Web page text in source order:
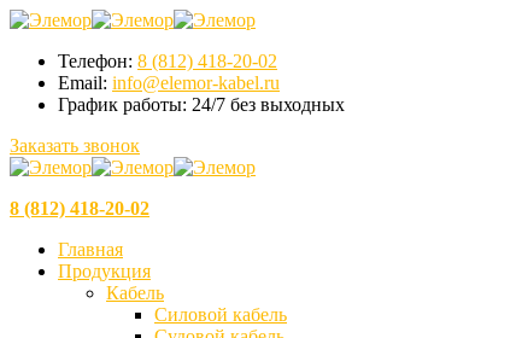
Телефон: 8 (812) 418-20-02
Email: info@elemor-kabel.ru
График работы: 24/7 без выходных
Заказать звонок
8 (812) 418-20-02
Главная
Продукция
Кабель
Силовой кабель